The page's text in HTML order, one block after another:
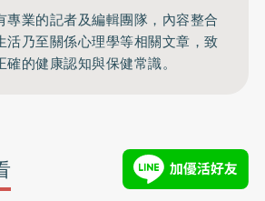
專業的記者及編輯團隊，內容整合
活乃至關係心理學等相關文章，致
的健康認知與保健常識。